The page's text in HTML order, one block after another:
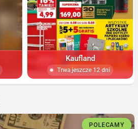
Kaufland
Trwa jeszcze 12 dni
POLECAMY